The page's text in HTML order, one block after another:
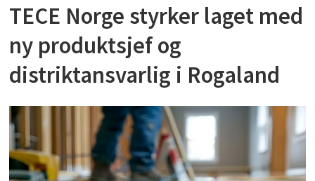
TECE Norge styrker laget med
ny produktsjef og
distriktansvarlig i Rogaland